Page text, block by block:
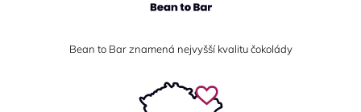
Bean to Bar znamená nejvyšší kvalitu čokolády